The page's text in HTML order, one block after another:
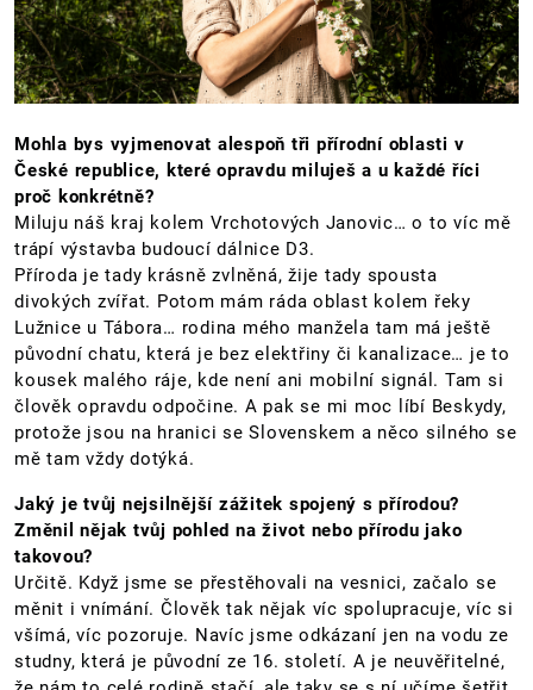
Mohla bys vyjmenovat alespoň tři přírodní oblasti v
České republice, které opravdu miluješ a u každé říci
proč konkrétně?
Miluju náš kraj kolem Vrchotových Janovic… o to víc mě
trápí výstavba budoucí dálnice D3.
Příroda je tady krásně zvlněná, žije tady spousta
divokých zvířat. Potom mám ráda oblast kolem řeky
Lužnice u Tábora… rodina mého manžela tam má ještě
původní chatu, která je bez elektřiny či kanalizace… je to
kousek malého ráje, kde není ani mobilní signál. Tam si
člověk opravdu odpočine. A pak se mi moc líbí Beskydy,
protože jsou na hranici se Slovenskem a něco silného se
mě tam vždy dotýká.
Jaký je tvůj nejsilnější zážitek spojený s přírodou?
Změnil nějak tvůj pohled na život nebo přírodu jako
takovou?
Určitě. Když jsme se přestěhovali na vesnici, začalo se
měnit i vnímání. Člověk tak nějak víc spolupracuje, víc si
všímá, víc pozoruje. Navíc jsme odkázaní jen na vodu ze
studny, která je původní ze 16. století. A je neuvěřitelné,